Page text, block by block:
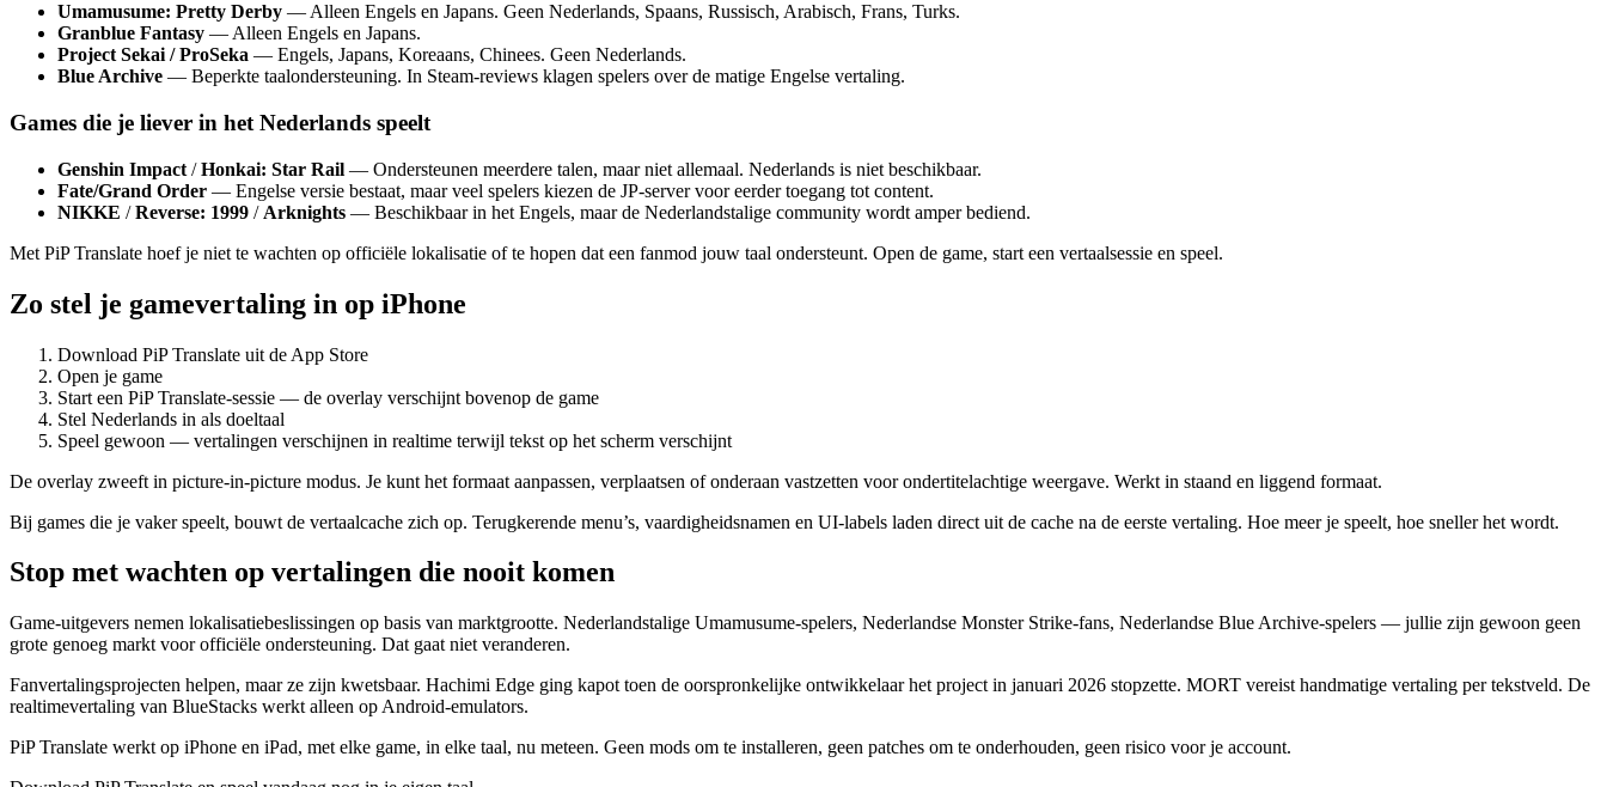
Umamusume: Pretty Derby — Alleen Engels en Japans. Geen Nederlands, Spaans, Russisch, Arabisch, Frans, Turks.
Granblue Fantasy — Alleen Engels en Japans.
Project Sekai / ProSeka — Engels, Japans, Koreaans, Chinees. Geen Nederlands.
Blue Archive — Beperkte taalondersteuning. In Steam-reviews klagen spelers over de matige Engelse vertaling.
Games die je liever in het Nederlands speelt
Genshin Impact /Honkai: Star Rail — Ondersteunen meerdere talen, maar niet allemaal. Nederlands is niet beschikbaar.
Fate/Grand Order — Engelse versie bestaat, maar veel spelers kiezen de JP-server voor eerder toegang tot content.
NIKKE /Reverse: 1999 / Arknights — Beschikbaar in het Engels, maar de Nederlandstalige community wordt amper bediend.
Met PiP Translate hoef je niet te wachten op officiële lokalisatie of te hopen dat een fanmod jouw taal ondersteunt. Open de game, start een vertaalsessie en speel.
Zo stel je gamevertaling in op iPhone
Download PiP Translate uit de App Store
Open je game
Start een PiP Translate-sessie — de overlay verschijnt bovenop de game
Stel Nederlands in als doeltaal
Speel gewoon — vertalingen verschijnen in realtime terwijl tekst op het scherm verschijnt
De overlay zweeft in picture-in-picture modus. Je kunt het formaat aanpassen, verplaatsen of onderaan vastzetten voor ondertitelachtige weergave. Werkt in staand en liggend formaat.
Bij games die je vaker speelt, bouwt de vertaalcache zich op. Terugkerende menu’s, vaardigheidsnamen en UI-labels laden direct uit de cache na de eerste vertaling. Hoe meer je speelt, hoe sneller het wordt.
Stop met wachten op vertalingen die nooit komen
Game-uitgevers nemen lokalisatiebeslissingen op basis van marktgrootte. Nederlandstalige Umamusume-spelers, Nederlandse Monster Strike-fans, Nederlandse Blue Archive-spelers — jullie zijn gewoon geen
grote genoeg markt voor officiële ondersteuning. Dat gaat niet veranderen.
Fanvertalingsprojecten helpen, maar ze zijn kwetsbaar. Hachimi Edge ging kapot toen de oorspronkelijke ontwikkelaar het project in januari 2026 stopzette. MORT vereist handmatige vertaling per tekstveld. De
realtimevertaling van BlueStacks werkt alleen op Android-emulators.
PiP Translate werkt op iPhone en iPad, met elke game, in elke taal, nu meteen. Geen mods om te installeren, geen patches om te onderhouden, geen risico voor je account.